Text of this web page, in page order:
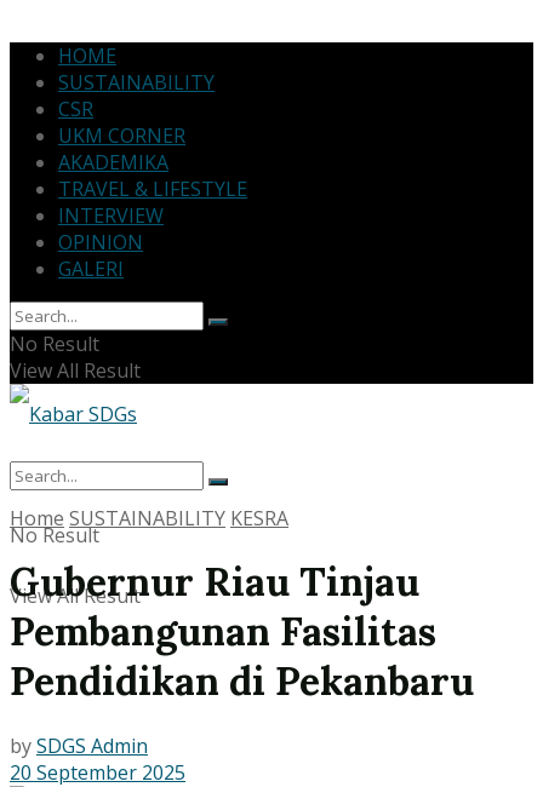
HOME
SUSTAINABILITY
CSR
UKM CORNER
AKADEMIKA
TRAVEL & LIFESTYLE
INTERVIEW
OPINION
GALERI
No Result
View All Result
No Result
View All Result
Home SUSTAINABILITY KESRA
Gubernur Riau Tinjau
Pembangunan Fasilitas
Pendidikan di Pekanbaru
bySDGS Admin
20 September 2025